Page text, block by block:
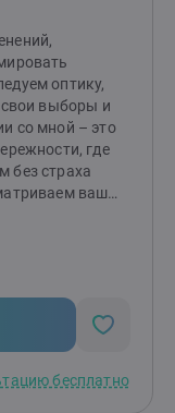
оптику,
свои выборы и
со мной – это
где
без страха
ваш
бесплатно